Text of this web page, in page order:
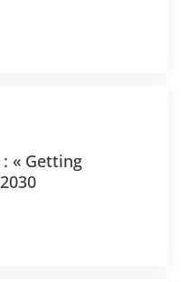
« Getting